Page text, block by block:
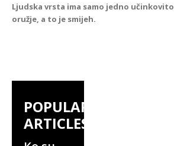
Ljudska vrsta ima samo jedno učinkovito
oružje, a to je smijeh.
POPULAR
ARTICLES